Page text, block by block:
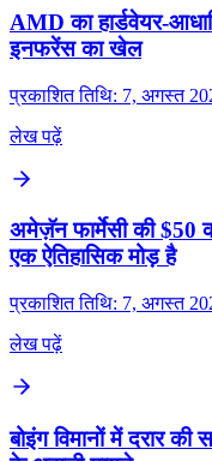
AMD का हार्डवेयर-
इनफरेंस का खेल
प्रकाशित तिथि: 7, अगस्त
लेख पढ़ें
अमेज़ॅन फार्मेसी की $50
एक ऐतिहासिक मोड़ है
प्रकाशित तिथि: 7, अगस्त
लेख पढ़ें
बोइंग विमानों में दरार